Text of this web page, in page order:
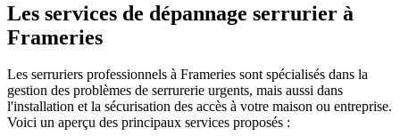
Les services de dépannage serrurier à
Frameries
Les serruriers professionnels à Frameries sont spécialisés dans la
gestion des problèmes de serrurerie urgents, mais aussi dans
l'installation et la sécurisation des accès à votre maison ou entreprise.
Voici un aperçu des principaux services proposés :